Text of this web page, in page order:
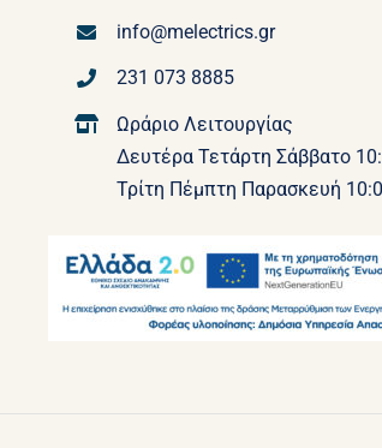
info@melectrics.gr
231 073 8885
Ωράριο Λειτουργίας
Δευτέρα Τετάρτη Σάββατο
Τρίτη Πέμπτη Παρασκευή